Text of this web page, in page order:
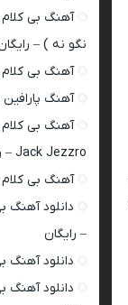
آهنگ بی
نگو نه ) –
آهنگ بی کلام
آهنگ
Jack Jezzro – رایگان
آهنگ بی
دانلود
– رایگان
دانلود آهنگ
دانلود